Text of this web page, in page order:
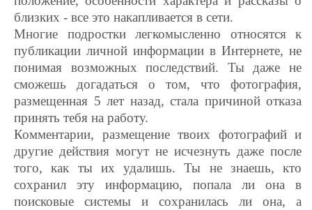
близких - все это накапливается в сети.
Многие подростки легкомысленно относятся к
публикации личной информации в Интернете, не
понимая возможных последствий. Ты даже не
сможешь догадаться о том, что фотография,
размещенная 5 лет назад, стала причиной отказа
принять тебя на работу.
Комментарии, размещение твоих фотографий и
другие действия могут не исчезнуть даже после
того, как ты их удалишь. Ты не знаешь, кто
сохранил эту информацию, попала ли она в
поисковые системы и сохранилась ли она, а